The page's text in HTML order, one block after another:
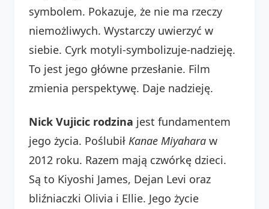
symbolem. Pokazuje, że nie ma rzeczy
niemożliwych. Wystarczy uwierzyć w
siebie. Cyrk motyli-symbolizuje-nadzieję.
To jest jego główne przesłanie. Film
zmienia perspektywę. Daje nadzieję.
Nick Vujicic rodzina jest fundamentem
jego życia. Poślubił Kanae Miyahara w
2012 roku. Razem mają czwórkę dzieci.
Są to Kiyoshi James, Dejan Levi oraz
bliźniaczki Olivia i Ellie. Jego życie